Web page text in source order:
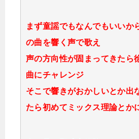
まず童謡でもなんでもいいか
の曲を響く声で歌え
声の方向性が固まってきたら
曲にチャレンジ
そこで響きがおかしいとか出
たら初めてミックス理論とか